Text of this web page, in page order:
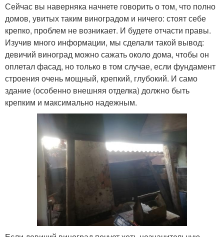
Сейчас вы наверняка начнете говорить о том, что полно
домов, увитых таким виноградом и ничего: стоят себе
крепко, проблем не возникает. И будете отчасти правы.
Изучив много информации, мы сделали такой вывод:
девичий виноград можно сажать около дома, чтобы он
оплетал фасад, но только в том случае, если фундамент
строения очень мощный, крепкий, глубокий. И само
здание (особенно внешняя отделка) должно быть
крепким и максимально надежным.